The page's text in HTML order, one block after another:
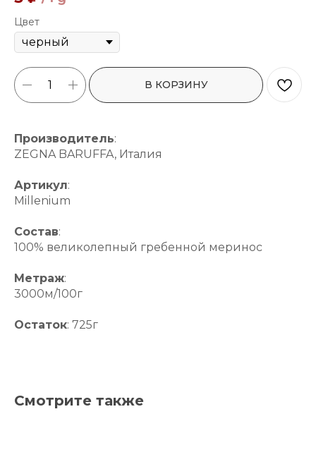
Цвет
В КОРЗИНУ
Производитель:
ZEGNA BARUFFA, Италия
Артикул:
Millenium
Состав:
100% великолепный гребенной меринос
Метраж:
3000м/100г
Остаток: 725г
Смотрите также